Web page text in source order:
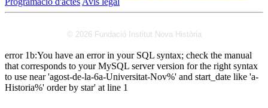
© 2026 Fundació Institut Nova Història
error 1b:You have an error in your SQL syntax; check the manual
that corresponds to your MySQL server version for the right syntax
to use near 'agost-de-la-6a-Universitat-Nov%' and start_date like 'a-
Historia%' order by star' at line 1